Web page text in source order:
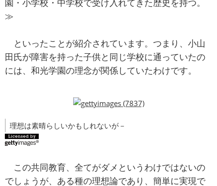
園・小学校・中学校で受け入れてきた歴史を持つ。
≫
といったことが紹介されています。つまり、小山
田氏が障害を持った子供と同じ学校に通っていたの
には、和光学園の理念が関係していたわけです。
理想は素晴らしいかもしれないが－
この共同教育、全てがダメというわけではないの
でしょうが、ある種の理想論であり、簡単に実現で